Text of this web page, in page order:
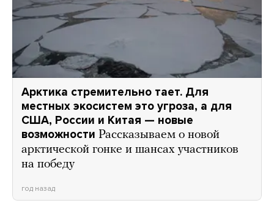
Арктика стремительно тает. Для
местных экосистем это угроза, а для
США, России и Китая — новые
возможности Рассказываем о новой
арктической гонке и шансах участников
на победу
год назад